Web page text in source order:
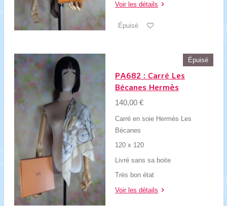
Voir les détails
Épuisé
Épuisé
PA682 : Carré Les
Bécanes Hermès
140,00 €
Carré en soie Hermès Les
Bécanes
120 x 120
Livré sans sa boite
Très bon état
Voir les détails